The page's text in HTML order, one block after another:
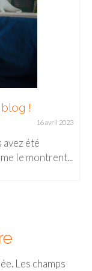
!
16 avril 2023
été
le montrent...
Les champs